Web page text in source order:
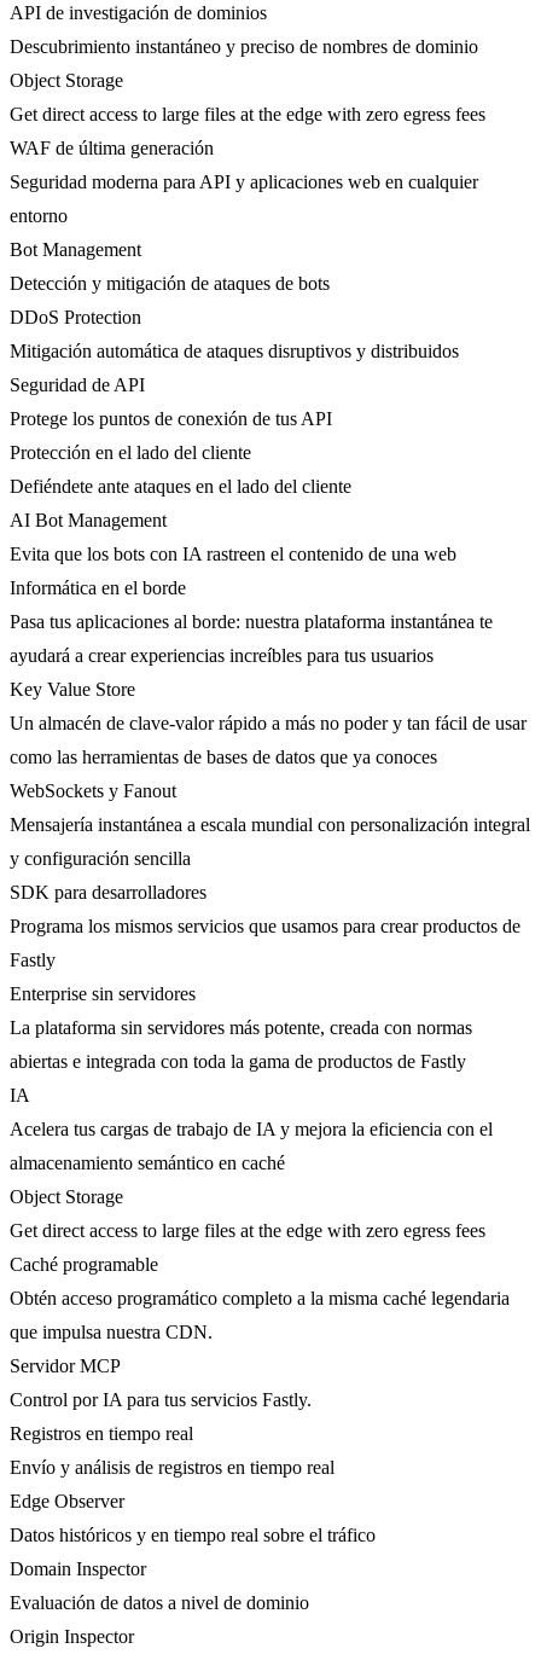
API de investigación de dominios
Descubrimiento instantáneo y preciso de nombres de dominio
Object Storage
Get direct access to large files at the edge with zero egress fees
WAF de última generación
Seguridad moderna para API y aplicaciones web en cualquier
entorno
Bot Management
Detección y mitigación de ataques de bots
DDoS Protection
Mitigación automática de ataques disruptivos y distribuidos
Seguridad de API
Protege los puntos de conexión de tus API
Protección en el lado del cliente
Defiéndete ante ataques en el lado del cliente
AI Bot Management
Evita que los bots con IA rastreen el contenido de una web
Informática en el borde
Pasa tus aplicaciones al borde: nuestra plataforma instantánea te
ayudará a crear experiencias increíbles para tus usuarios
Key Value Store
Un almacén de clave-valor rápido a más no poder y tan fácil de usar
como las herramientas de bases de datos que ya conoces
WebSockets y Fanout
Mensajería instantánea a escala mundial con personalización integral
y configuración sencilla
SDK para desarrolladores
Programa los mismos servicios que usamos para crear productos de
Fastly
Enterprise sin servidores
La plataforma sin servidores más potente, creada con normas
abiertas e integrada con toda la gama de productos de Fastly
IA
Acelera tus cargas de trabajo de IA y mejora la eficiencia con el
almacenamiento semántico en caché
Object Storage
Get direct access to large files at the edge with zero egress fees
Caché programable
Obtén acceso programático completo a la misma caché legendaria
que impulsa nuestra CDN.
Servidor MCP
Control por IA para tus servicios Fastly.
Registros en tiempo real
Envío y análisis de registros en tiempo real
Edge Observer
Datos históricos y en tiempo real sobre el tráfico
Domain Inspector
Evaluación de datos a nivel de dominio
Origin Inspector